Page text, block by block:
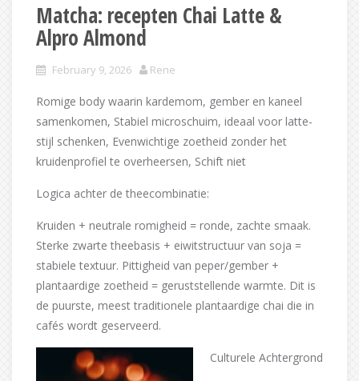
Matcha: recepten Chai Latte &
Alpro Almond
February 9, 2026 Rene
Romige body waarin kardemom, gember en kaneel
samenkomen, Stabiel microschuim, ideaal voor latte-
stijl schenken, Evenwichtige zoetheid zonder het
kruidenprofiel te overheersen, Schift niet
Logica achter de theecombinatie:
Kruiden + neutrale romigheid = ronde, zachte smaak.
Sterke zwarte theebasis + eiwitstructuur van soja =
stabiele textuur. Pittigheid van peper/gember +
plantaardige zoetheid = geruststellende warmte. Dit is
de puurste, meest traditionele plantaardige chai die in
cafés wordt geserveerd.
Culturele Achtergrond